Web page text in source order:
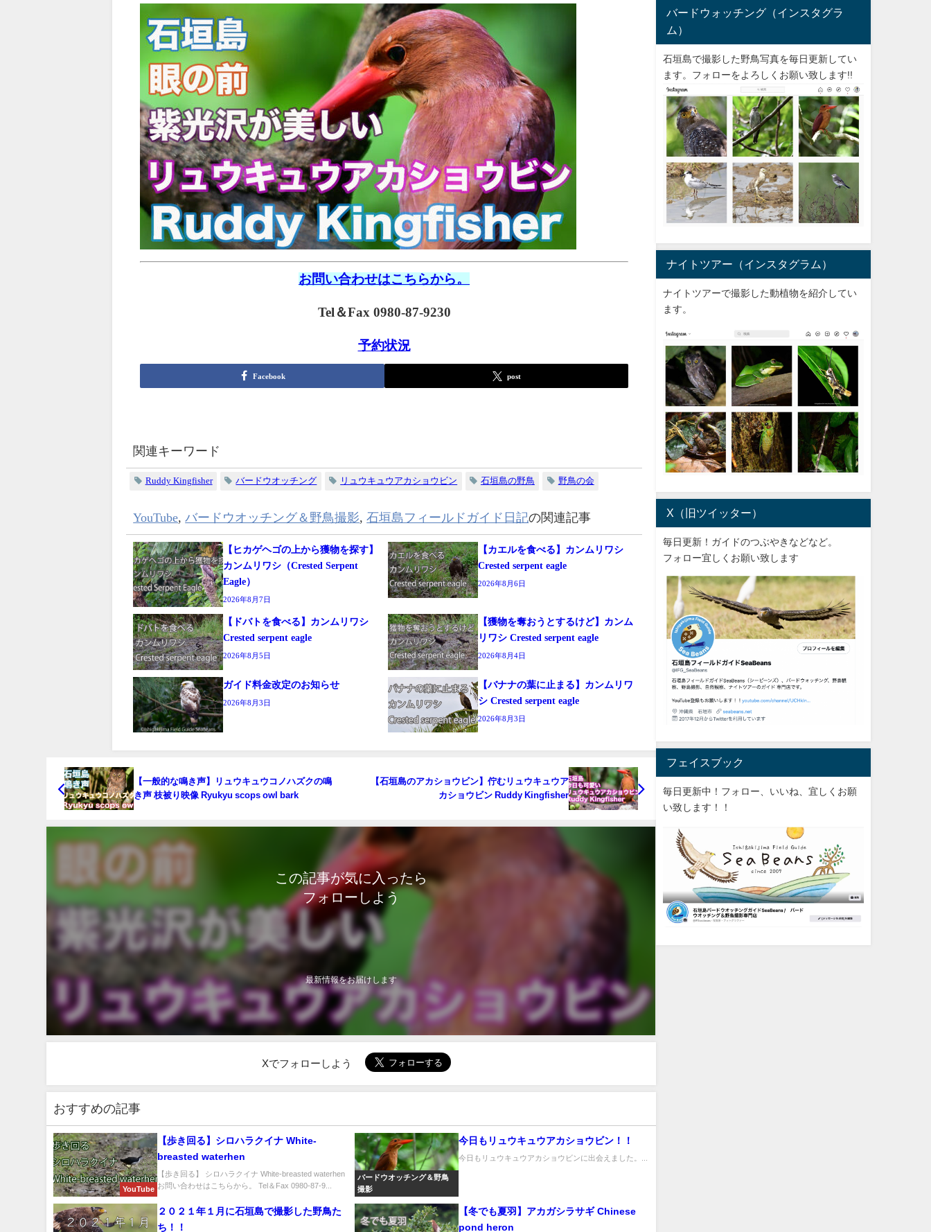
お問い合わせはこちらから。
Tel＆Fax 0980-87-9230
予約状況
Facebook post
関連キーワード
Ruddy Kingfisher バードウオッチング リュウキュウアカショウビン 石垣島の野鳥 野鳥の会
YouTube,バードウオッチング＆野鳥撮影,石垣島フィールドガイド日記の関連記事
【ヒカゲヘゴの上から獲物を探す】
カンムリワシ（Crested Serpent
Eagle）
2026年8月7日
【カエルを食べる】カンムリワシ
Crested serpent eagle
2026年8月6日
【ドバトを食べる】カンムリワシ
Crested serpent eagle
2026年8月5日
【獲物を奪おうとするけど】カンム
リワシ Crested serpent eagle
2026年8月4日
ガイド料金改定のお知らせ
2026年8月3日
【バナナの葉に止まる】カンムリワ
シ Crested serpent eagle
2026年8月3日
【一般的な鳴き声】リュウキュウコノハズクの鳴
き声 枝被り映像 Ryukyu scops owl bark
【石垣島のアカショウビン】佇むリュウキュウア
カショウビン Ruddy Kingfisher
この記事が気に入ったら
フォローしよう
最新情報をお届けします
Xでフォローしよう
おすすめの記事
YouTube
【歩き回る】シロハラクイナ White-
breasted waterhen
【歩き回る】 シロハラクイナ White-breasted waterhen
お問い合わせはこちらから。 Tel＆Fax 0980-87-9...
バードウオッチング＆野鳥
撮影
今日もリュウキュウアカショウビン！！
今日もリュウキュウアカショウビンに出会えました。...
２０２１年１月に石垣島で撮影した野鳥た
ち！！
【冬でも夏羽】アカガシラサギ Chinese
pond heron
バードウォッチング（インスタグラ
ム）
石垣島で撮影した野鳥写真を毎日更新してい
ます。フォローをよろしくお願い致します!!
ナイトツアー（インスタグラム）
ナイトツアーで撮影した動植物を紹介してい
ます。
X（旧ツイッター）
毎日更新！ガイドのつぶやきなどなど。
フォロー宜しくお願い致します
フェイスブック
毎日更新中！フォロー、いいね、宜しくお願
い致します！！